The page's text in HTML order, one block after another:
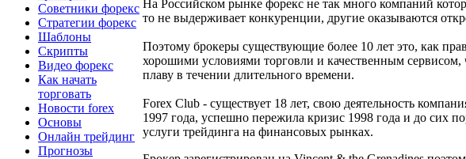
Советники форекс
Стратегии форекс
Шаблоны
Скрипты
Видео форекс
Как начать
торговать
Новости forex
Основы
Онлайн трейдинг
Прогнозы
На Российском рынке форекс не так много компаний
то не выдерживает конкуренции, другие оказываются
Поэтому брокеры существующие более 10 лет это, как
хорошими условиями торговли и качественным сервисом,
плаву в течении длительного времени.
Forex Club - существует 18 лет, свою деятельность
1997 года, успешно пережила кризис 1998 года и до сих
услуги трейдинга на финансовых рынках.